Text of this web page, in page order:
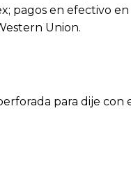
pagos en efectivo
Union.
para dije